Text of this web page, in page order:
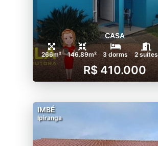
CASA
266m² 146.89m² 3 dorms 2 suítes
R$ 410.000
IMBÉ
Ipiranga